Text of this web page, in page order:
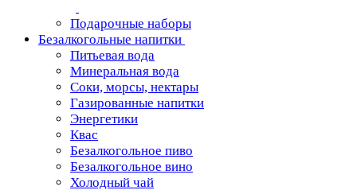
Подарочные наборы
Безалкогольные напитки
Питьевая вода
Минеральная вода
Соки, морсы, нектары
Газированные напитки
Энергетики
Квас
Безалкогольное пиво
Безалкогольное вино
Холодный чай